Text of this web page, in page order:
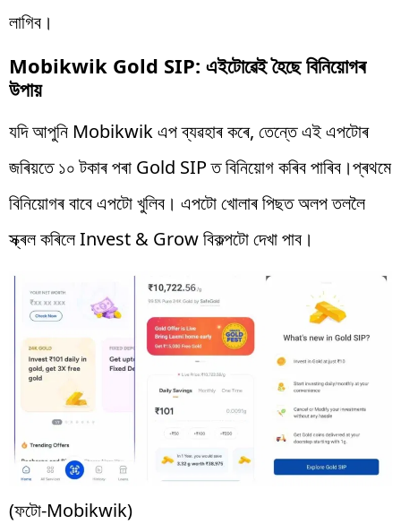
লাগিব।
Mobikwik Gold SIP: এইটোৱেই হৈছে বিনিয়োগৰ
উপায়
যদি আপুনি Mobikwik এপ ব্যৱহাৰ কৰে, তেন্তে এই এপটোৰ
জৰিয়তে ১০ টকাৰ পৰা Gold SIP ত বিনিয়োগ কৰিব পাৰিব।প্ৰথমে
বিনিয়োগৰ বাবে এপটো খুলিব। এপটো খোলাৰ পিছত অলপ তললৈ
স্ক্ৰল কৰিলে Invest & Grow বিকল্পটো দেখা পাব।
(ফটো-Mobikwik)